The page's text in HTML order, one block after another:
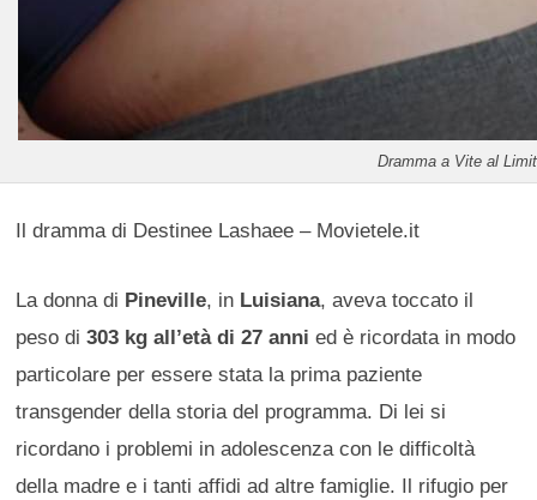
Dramma a Vite al
Il dramma di Destinee Lashaee – Movietele.it
La donna di Pineville, in Luisiana, aveva toccato il
peso di303 kg all’età di 27 anni ed è ricordata in modo
particolare per essere stata la prima paziente
transgender della storia del programma. Di lei si
ricordano i problemi in adolescenza con le difficoltà
della madre e i tanti affidi ad altre famiglie. Il rifugio per